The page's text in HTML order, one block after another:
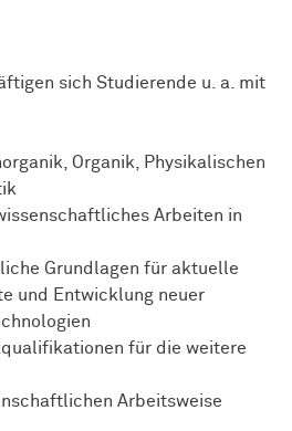
sich Studierende u. a. mit
Organik, Physikalischen
Arbeiten in
Grundlagen für aktuelle
und Entwicklung neuer
für die weitere
Arbeitsweise